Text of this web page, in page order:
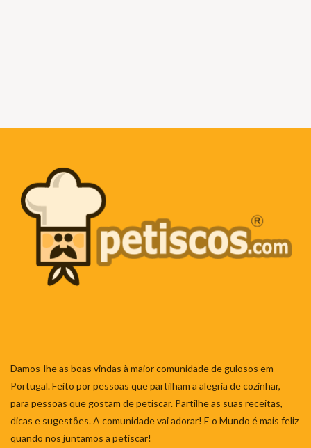
Damos-lhe as boas vindas à maior comunidade de gulosos em
Portugal. Feito por pessoas que partilham a alegria de cozinhar,
para pessoas que gostam de petiscar. Partilhe as suas receitas,
dicas e sugestões. A comunidade vai adorar! E o Mundo é mais feliz
quando nos juntamos a petiscar!